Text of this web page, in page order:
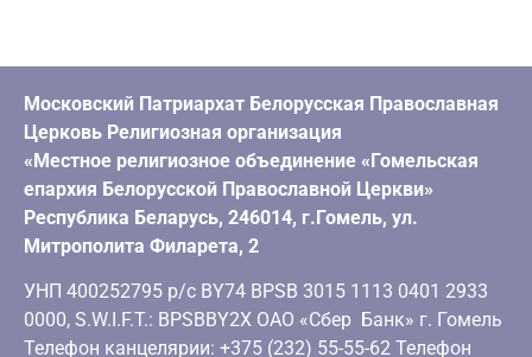
Московский Патриархат Белорусская Православная
Церковь Религиозная организация
«Местное религиозное объединение «Гомельская
епархия Белорусской Православной Церкви»
Республика Беларусь, 246014, г.Гомель, ул.
Митрополита Филарета, 2
УНП 400252795 р/с BY74 BPSB 3015 1113 0401 2933
0000, S.W.I.F.T.: BPSBBY2X ОАО «Сбер Банк» г. Гомель
Телефон канцелярии: +375 (232) 55-55-62 Телефон